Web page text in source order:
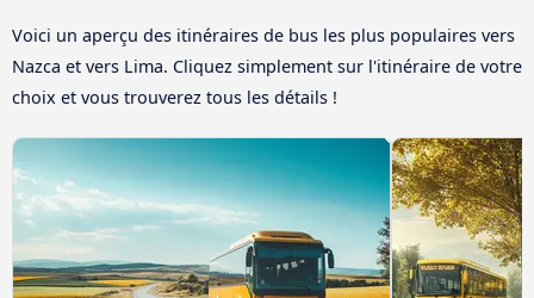
Voici un aperçu des itinéraires de bus les plus populaires vers
Nazca et vers Lima. Cliquez simplement sur l'itinéraire de votre
choix et vous trouverez tous les détails !